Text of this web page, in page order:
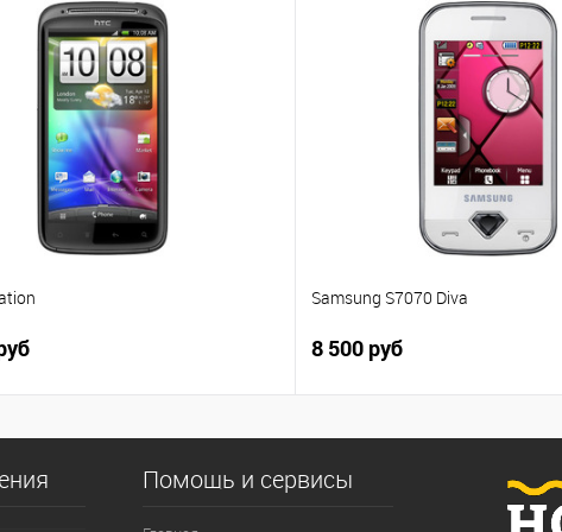
Samsung S7070 Diva
8 500 руб
Помощь и сервисы